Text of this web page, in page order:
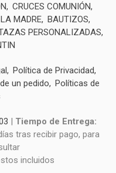
CRUCES COMUNIÓN
MADRE BAUTIZOS
PERSONALIZADAS
Política de Privacidad
un pedido
Políticas de
| Tiempo de Entrega:
tras recibir pago, para
incluidos